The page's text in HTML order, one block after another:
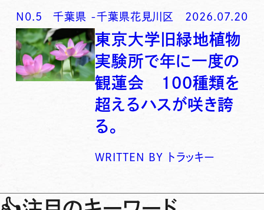
N0. 5 千葉県 -千葉県花見川区 2026.07.20
東京大学旧緑地植物
実験所で年に一度の
観蓮会 100種類を
超えるハスが咲き誇
る。
WRITTEN BY トラッキー